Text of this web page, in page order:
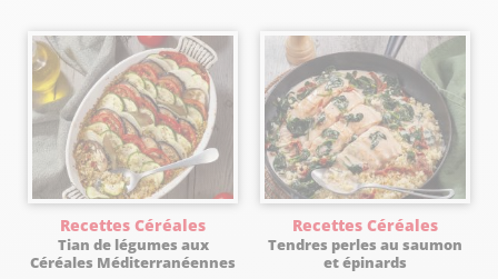
Recettes Céréales
Tian de légumes aux
Céréales Méditerranéennes
Recettes Céréales
Tendres perles au saumon
et épinards